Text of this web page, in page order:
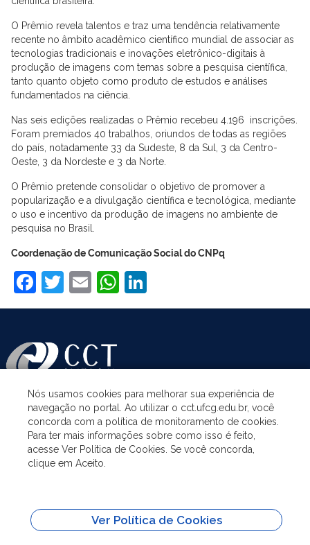
O Prêmio revela talentos e traz uma tendência relativamente
recente no âmbito acadêmico científico mundial de associar as
tecnologias tradicionais e inovações eletrônico-digitais à
produção de imagens com temas sobre a pesquisa científica,
tanto quanto objeto como produto de estudos e análises
fundamentados na ciência.
Nas seis edições realizadas o Prêmio recebeu 4.196 inscrições.
Foram premiados 40 trabalhos, oriundos de todas as regiões
do país, notadamente 33 da Sudeste, 8 da Sul, 3 da Centro-
Oeste, 3 da Nordeste e 3 da Norte.
O Prêmio pretende consolidar o objetivo de promover a
popularização e a divulgação científica e tecnológica, mediante
o uso e incentivo da produção de imagens no ambiente de
pesquisa no Brasil.
Coordenação de Comunicação Social do CNPq
Facebook
Twitter
EmailWhatsApp
ASSUNTOS
ACESSO À INFORMAÇÃO
SITES IMPORTANTES
Nós usamos cookies para melhorar sua experiência de
navegação no portal. Ao utilizar o cct.ufcg.edu.br, você
concorda com a política de monitoramento de cookies.
Para ter mais informações sobre como isso é feito,
acesse Ver Política de Cookies. Se você concorda,
clique em Aceito.
Ver Política de Cookies